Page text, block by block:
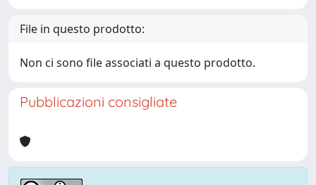
File in questo prodotto:
Non ci sono file associati a questo prodotto.
Pubblicazioni consigliate